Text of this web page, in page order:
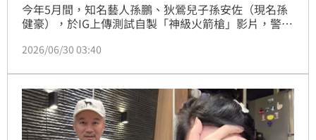
今年5月間，知名藝人孫鵬、狄鶯兒子孫安佐（現名孫
健豪），於IG上傳測試自製「神級火箭槍」影片，警方
並強調表示「相信法院會給公正判決」，他與前經紀人
2026/06/30 03:40